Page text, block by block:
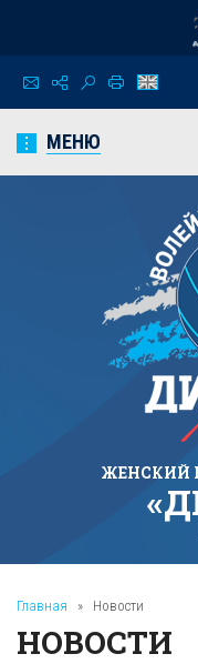
МЕНЮ
ЖЕНСКИЙ
Главная » Новости
НОВОСТИ